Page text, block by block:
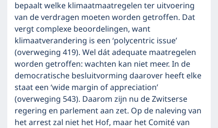
bepaalt welke klimaatmaatregelen ter uitvoering
van de verdragen moeten worden getroffen. Dat
vergt complexe beoordelingen, want
klimaatverandering is een ‘polycentric issue’
(overweging 419). Wel dát adequate maatregelen
worden getroffen: wachten kan niet meer. In de
democratische besluitvorming daarover heeft elke
staat een ‘wide margin of appreciation’
(overweging 543). Daarom zijn nu de Zwitserse
regering en parlement aan zet. Op de naleving van
het arrest zal niet het Hof, maar het Comité van